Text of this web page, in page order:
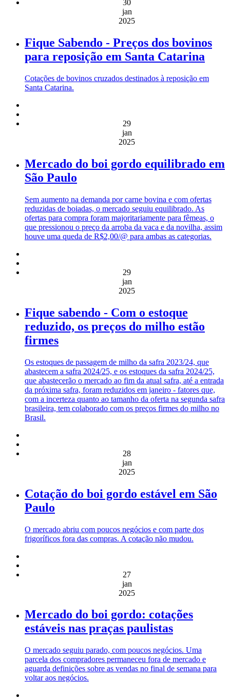
30
jan
2025
Fique Sabendo - Preços dos bovinos
para reposição em Santa Catarina
Cotações de bovinos cruzados destinados à reposição em
Santa Catarina.
29
jan
2025
Mercado do boi gordo equilibrado em
São Paulo
Sem aumento na demanda por carne bovina e com ofertas
reduzidas de boiadas, o mercado seguiu equilibrado. As
ofertas para compra foram majoritariamente para fêmeas, o
que pressionou o preço da arroba da vaca e da novilha, assim
houve uma queda de R$2,00/@ para ambas as categorias.
29
jan
2025
Fique sabendo - Com o estoque
reduzido, os preços do milho estão
firmes
Os estoques de passagem de milho da safra 2023/24, que
abastecem a safra 2024/25, e os estoques da safra 2024/25,
que abastecerão o mercado ao fim da atual safra, até a entrada
da próxima safra, foram reduzidos em janeiro - fatores que,
com a incerteza quanto ao tamanho da oferta na segunda safra
brasileira, tem colaborado com os preços firmes do milho no
Brasil.
28
jan
2025
Cotação do boi gordo estável em São
Paulo
O mercado abriu com poucos negócios e com parte dos
frigoríficos fora das compras. A cotação não mudou.
27
jan
2025
Mercado do boi gordo: cotações
estáveis nas praças paulistas
O mercado seguiu parado, com poucos negócios. Uma
parcela dos compradores permaneceu fora de mercado e
aguarda definições sobre as vendas no final de semana para
voltar aos negócios.